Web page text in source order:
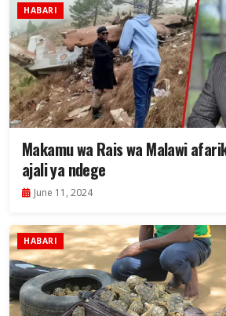
HABARI
Makamu wa Rais wa Malawi
ajali ya ndege
June 11, 2024
HABARI